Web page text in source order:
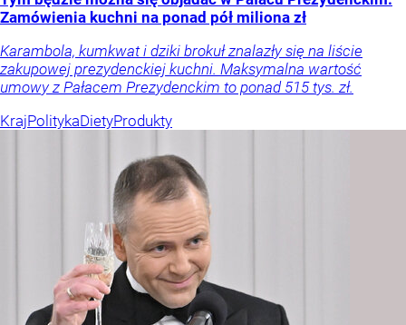
Zamówienia kuchni na ponad pół miliona zł
Karambola, kumkwat i dziki brokuł znalazły się na liście
zakupowej prezydenckiej kuchni. Maksymalna wartość
umowy z Pałacem Prezydenckim to ponad 515 tys. zł.
KrajPolitykaDietyProdukty